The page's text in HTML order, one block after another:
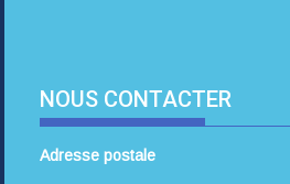
NOUS CONTACTER
Adresse postale